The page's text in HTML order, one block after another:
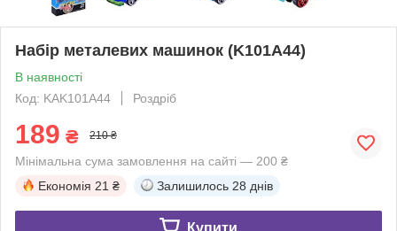
Набір металевих машинок (K101A44)
В наявності
Код: KAK101A44
Роздріб
189 ₴ 210 ₴
Мінімальна сума замовлення на сайті — 200 ₴
Економія 21 ₴ Залишилось 28 днів
Купити